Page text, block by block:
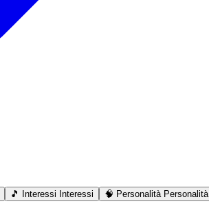
🎵 Interessi Interessi 🧠 Personalità Personalità